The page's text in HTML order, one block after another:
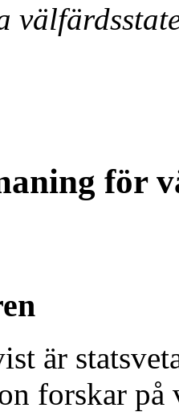
för
är
forskar